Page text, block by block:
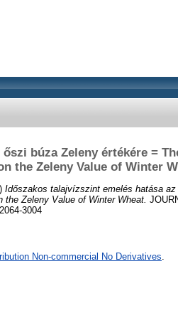
búza Zeleny értékére =
the Zeleny Value of Winter
Időszakos talajvízszint emelés hatása
Zeleny Value of Winter Wheat.
3004
Non-commercial No Derivatives.